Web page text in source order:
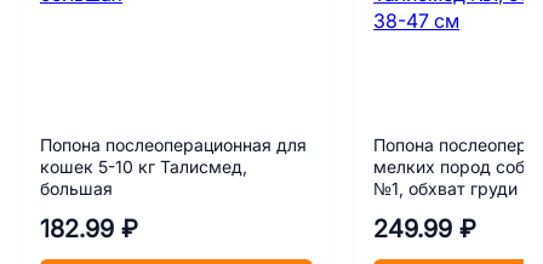
Попона послеоперационная для
кошек 5-10 кг Талисмед,
большая
182.99 ₽
Попона
мелких пород
№1, обхват груди
249.99 ₽